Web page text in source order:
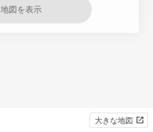
地図を表示
大きな地図